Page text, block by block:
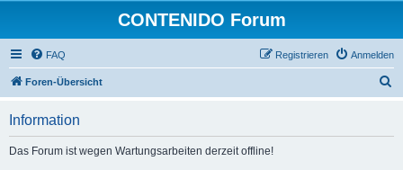
CONTENIDO Forum
FAQ Anmelden
Registrieren
Foren-Übersicht
Information
Das Forum ist wegen Wartungsarbeiten derzeit offline!